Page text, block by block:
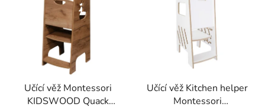
Učící věž Montessori
KIDSWOOD Quack
Učící věž Kitchen helper
Montessori